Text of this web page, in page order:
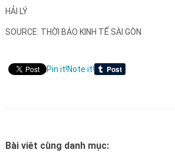
HẢI LÝ
SOURCE: THỜI BÁO KINH TẾ SÀI GÒN
Pin it!Note it!
Bài viêt cùng danh mục: